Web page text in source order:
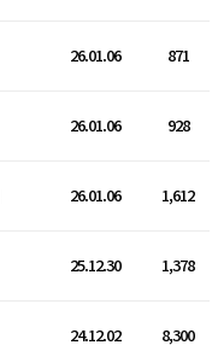
26.01.06 871
26.01.06 928
26.01.06 1,612
25.12.30 1,378
24.12.02 8,300